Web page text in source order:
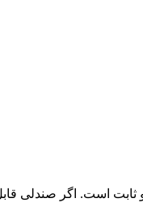
است. اگر صندلی